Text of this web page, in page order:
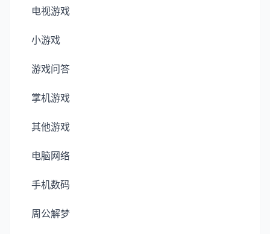
电视游戏
小游戏
游戏问答
掌机游戏
其他游戏
电脑网络
手机数码
周公解梦